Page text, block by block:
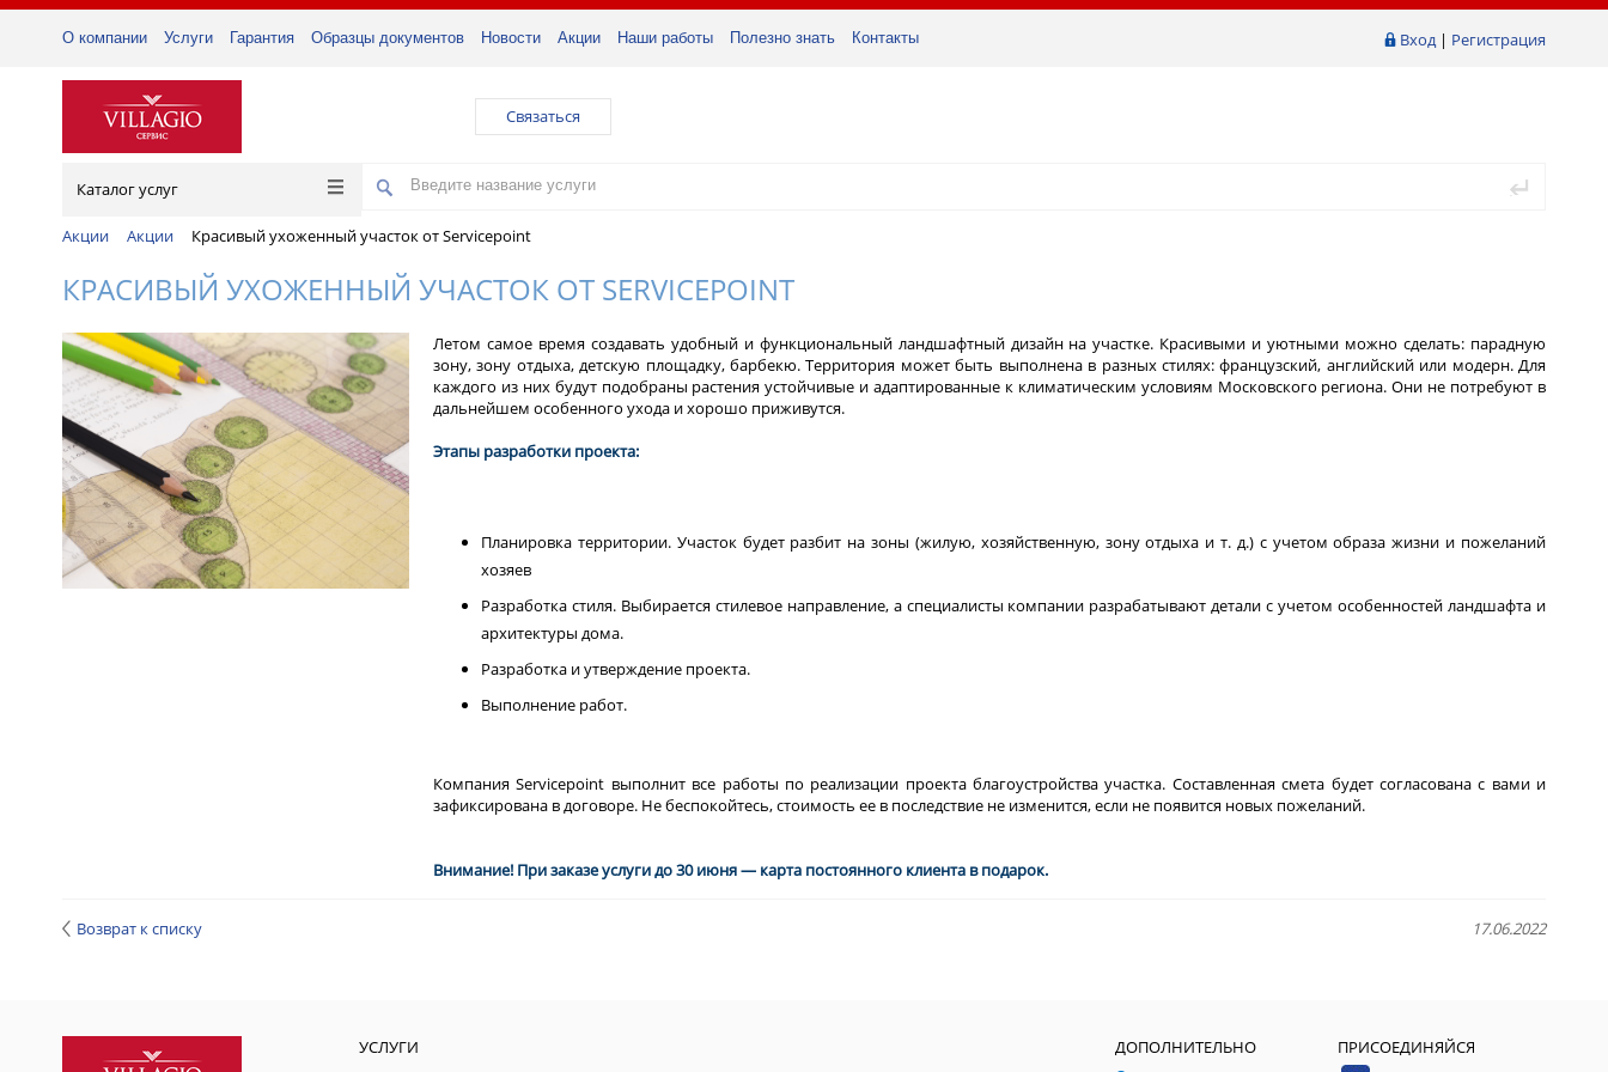
Вход| Регистрация
О компании Услуги Гарантия Образцы документов Новости Акции Наши работы Полезно знать Контакты
Связаться
Каталог услуг
Акции Акции Красивый ухоженный участок от Servicepoint
КРАСИВЫЙ УХОЖЕННЫЙ УЧАСТОК ОТ SERVICEPOINT
Летом самое время создавать удобный и функциональный ландшафтный дизайн на участке. Красивыми и уютными можно сделать: парадную
зону, зону отдыха, детскую площадку, барбекю. Территория может быть выполнена в разных стилях: французский, английский или модерн. Для
каждого из них будут подобраны растения устойчивые и адаптированные к климатическим условиям Московского региона. Они не потребуют в
дальнейшем особенного ухода и хорошо приживутся.
Этапы разработки проекта:
Планировка территории. Участок будет разбит на зоны (жилую, хозяйственную, зону отдыха и т. д.) с учетом образа жизни и пожеланий
хозяев
Разработка стиля. Выбирается стилевое направление, а специалисты компании разрабатывают детали с учетом особенностей ландшафта и
архитектуры дома.
Разработка и утверждение проекта.
Выполнение работ.
Компания Servicepoint выполнит все работы по реализации проекта благоустройства участка. Составленная смета будет согласована с вами и
зафиксирована в договоре. Не беспокойтесь, стоимость ее в последствие не изменится, если не появится новых пожеланий.
Внимание! При заказе услуги до 30 июня — карта постоянного клиента в подарок.
Возврат к списку 17.06.2022
УСЛУГИ
ДОПОЛНИТЕЛЬНО
ПРИСОЕДИНЯЙСЯ